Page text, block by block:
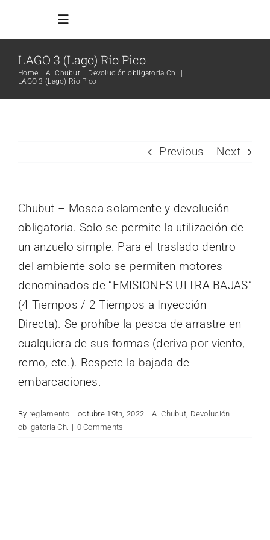
Toggle
Navigation
Inicio
Links
Search
for:
LAGO 3 (Lago) Río Pico
Home A. Chubut
Devolución obligatoria Ch.
LAGO 3 (Lago) Río Pico
Previous Next
Chubut – Mosca solamente y devolución
obligatoria. Solo se permite la utilización de
un anzuelo simple. Para el traslado dentro
del ambiente solo se permiten motores
denominados de “EMISIONES ULTRA BAJAS”
(4 Tiempos / 2 Tiempos a Inyección
Directa). Se prohíbe la pesca de arrastre en
cualquiera de sus formas (deriva por viento,
remo, etc.). Respete la bajada de
embarcaciones.
By reglamento | octubre 19th, 2022 | A. Chubut, Devolución
obligatoria Ch. | 0 Comments